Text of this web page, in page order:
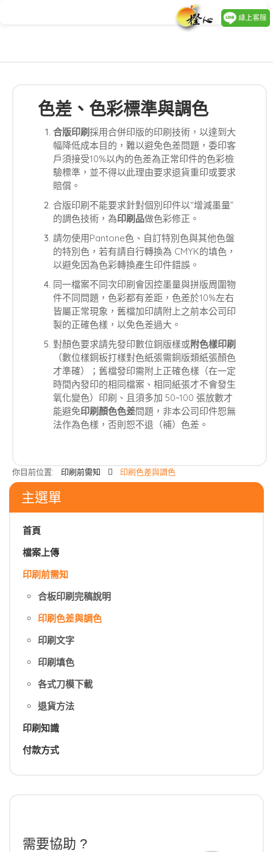
色差、色彩標準與調色
合版印刷採用合併印版的印刷技術，以達到大
幅降低成本目的，難以避免色差問題，委印客
戶須接受10%以內的色差為正常印件的色彩檢
驗標準，並不得以此理由要求退貨重印或要求
賠償。
合版印刷不能要求針對個別印件以“增減墨量”
的調色技術，為印刷品做色彩修正。
請勿使用Pantone色、自訂特別色與其他色盤
的特別色，若有請自行轉換為 CMYK的填色，
以避免因為色彩轉換產生印件錯誤。
同一檔案不同次印刷會因控墨量與拼版周圍物
件不同問題，色彩都有差距，色差於10%左右
皆屬正常現象，舊檔加印請附上之前本公司印
製的正確色樣，以免色差過大。
對顏色要求請先發印數位銅版樣或附色樣印刷
（數位樣銅板打樣對色紙張需銅版類紙張顏色
才準確）；舊檔發印需附上正確色樣（在一定
時間內發印的相同檔案、相同紙張才不會發生
氧化變色）印刷、且須多加 50~100 張放數才
能避免印刷顏色色差問題，非本公司印件恕無
法作為色樣，否則恕不退（補）色差。
你目前位置: 印刷前需知 印刷色差與調色
主選單
首頁
檔案上傳
印刷前需知
合板印刷完稿說明
印刷色差與調色
印刷文字
印刷填色
各式刀模下載
退貨方法
印刷知識
付款方式
需要協助 ?